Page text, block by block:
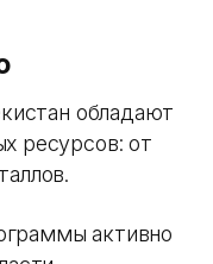
обладают
ресурсов: от
активно